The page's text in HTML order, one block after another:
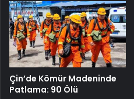
Çin’de Kömür Madeninde
Patlama: 90 Ölü